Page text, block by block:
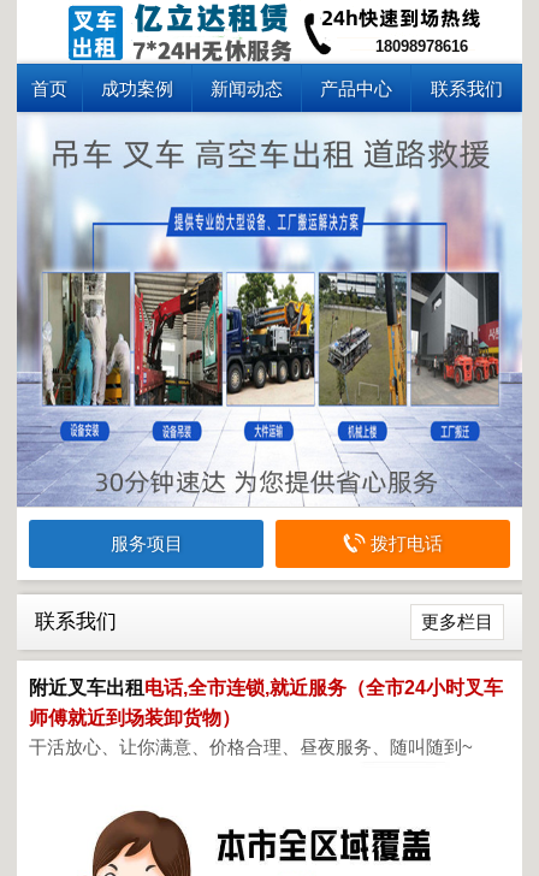
18098978616
首页 成功案例 新闻动态 产品中心 联系我们
服务项目 拨打电话
更多栏目
联系我们
附近叉车出租 电话,全市连锁,就近服务（全市24小时叉车
师傅就近到场装卸货物）
干活放心、让你满意、价格合理、昼夜服务、随叫随到~